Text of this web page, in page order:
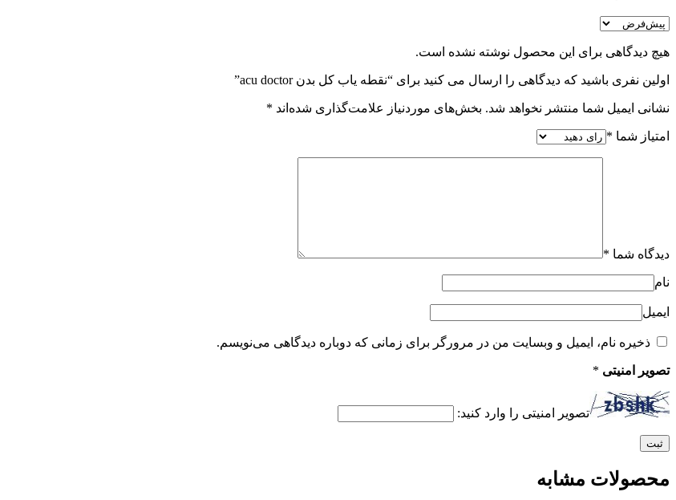
هیچ دیدگاهی برای این محصول نوشته نشده است.
اولین نفری باشید که دیدگاهی را ارسال می کنید برای “نقطه یاب کل بدن acu doctor”
نشانی ایمیل شما منتشر نخواهد شد. بخش‌های موردنیاز علامت‌گذاری شده‌اند *
امتیاز شما *
دیدگاه شما *
نام
ایمیل
ذخیره نام، ایمیل و وبسایت من در مرورگر برای زمانی که دوباره دیدگاهی می‌نویسم.
تصویر امنیتی *
تصویر امنیتی را وارد کنید:
محصولات مشابه